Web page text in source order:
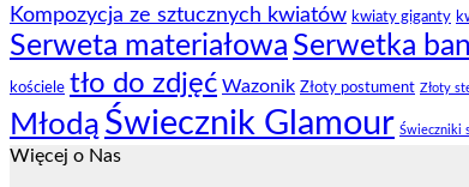
Kompozycja ze sztucznych kwiatów kwiaty giganty
Serweta materiałowa Serwetka
kościele tło do zdjęć Wazonik Złoty postument Złoty
Młodą Świecznik Glamour Świeczniki
Więcej o Nas